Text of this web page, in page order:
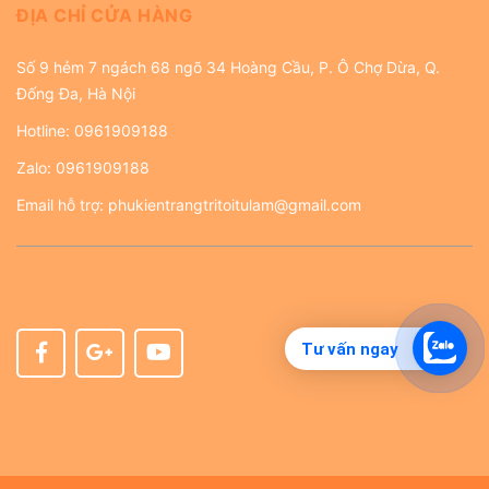
Tư vấn ngay
ĐỊA CHỈ CỬA HÀNG
Số 9 hẻm 7 ngách 68 ngõ 34 Hoàng Cầu, P. Ô Chợ Dừa, Q.
Đống Đa, Hà Nội
Hotline: 0961909188
Zalo: 0961909188
Email hỗ trợ: phukientrangtritoitulam@gmail.com